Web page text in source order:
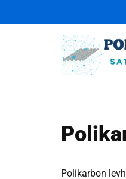
Polikarbon